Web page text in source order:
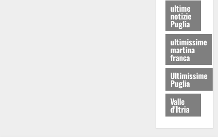
ultime
notizie
Puglia
ultimissime
martina
franca
Ultimissime
Puglia
Valle
d'Itria